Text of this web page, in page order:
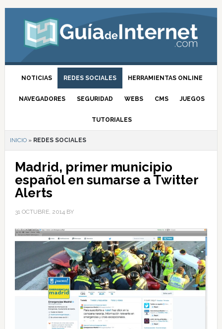
NOTICIAS REDES SOCIALES HERRAMIENTAS ONLINE
NAVEGADORES SEGURIDAD WEBS CMS JUEGOS
TUTORIALES
INICIO» REDES SOCIALES
Madrid, primer municipio
español en sumarse a Twitter
Alerts
31 OCTUBRE, 2014BY